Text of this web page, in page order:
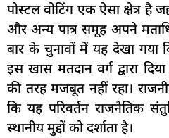
पोस्टल वोटिंग एक ऐसा क्षेत्र है
और अन्य पात्र समूह अपने
बार के चुनावों में यह देखा गया
इस खास मतदान वर्ग द्वारा
की तरह मजबूत नहीं रहा।
कि यह परिवर्तन राजनैतिक
स्थानीय मुद्दों को दर्शाता है।